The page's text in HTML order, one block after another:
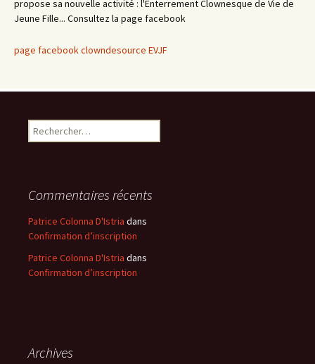
propose sa nouvelle activité : l'Enterrement Clownesque de Vie de
Jeune Fille... Consultez la page facebook
page facebook clowndesource EVJF
Rechercher :
Commentaires récents
Patrice Colonna D'Istria dans
Confirmation d’inscription
Patrice Colonna D'Istria dans
Confirmation d’inscription
Archives